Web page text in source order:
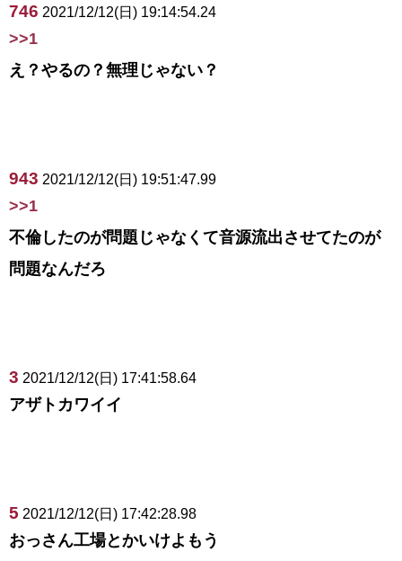
746 2021/12/12(日) 19:14:54.24
>>1
え？やるの？無理じゃない？
943 2021/12/12(日) 19:51:47.99
>>1
不倫したのが問題じゃなくて音源流出させてたのが
問題なんだろ
3 2021/12/12(日) 17:41:58.64
アザトカワイイ
5 2021/12/12(日) 17:42:28.98
おっさん工場とかいけよもう